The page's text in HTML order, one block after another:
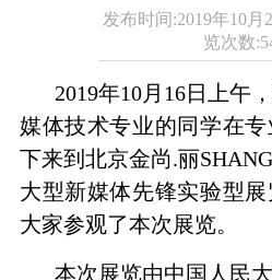
发布时间:2019年10月
览次数:
2019年10月 16日上午
媒体技术专业的同学在
下来到北京金尚.丽SHANG
大型新媒体先锋实验型
大家参观了本次展览。
本次展览由中国人民